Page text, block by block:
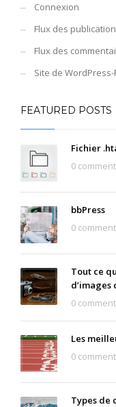
Connexion
Flux des
Flux des
Site de WordPress-
FEATURED POSTS
Fichier
0
bbPress
0
Tout ce
d’images
0
Les
0
Types de